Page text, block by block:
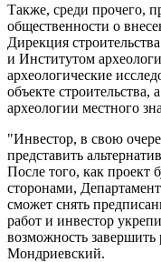
Также, среди прочего,
общественности о
Дирекция
и Институтом
археологические
объекте строительства,
археологии местного
"Инвестор, в свою
представить
После того, как проект
сторонами,
сможет снять
работ и инвестор
возможность
Мондриевский.